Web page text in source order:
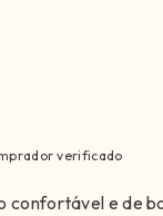
verificado
e de